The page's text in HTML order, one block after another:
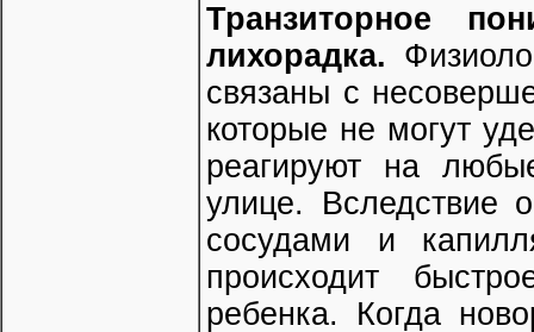
Транзиторное
лихорадка.
связаны с
которые не могут
реагируют на
улице. Вследствие
сосудами и
происходит
ребенка. Когда